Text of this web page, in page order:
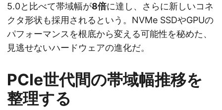
5.0と比べて帯域幅が8倍に達し、さらに新しいコネ
クタ形状も採用されるという。NVMe SSDやGPUの
パフォーマンスを根底から変える可能性を秘めた、
見逃せないハードウェアの進化だ。
PCIe世代間の帯域幅推移を
整理する